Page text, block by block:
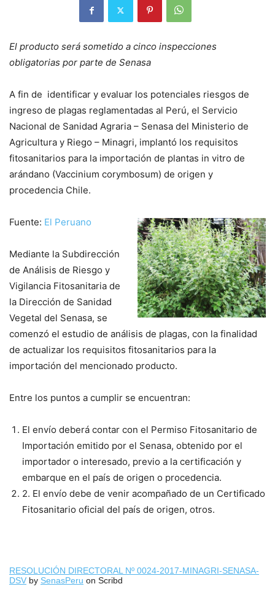
El producto será sometido a cinco inspecciones
obligatorias por parte de Senasa
A fin de identificar y evaluar los potenciales riesgos de
ingreso de plagas reglamentadas al Perú, el Servicio
Nacional de Sanidad Agraria – Senasa del Ministerio de
Agricultura y Riego – Minagri, implantó los requisitos
fitosanitarios para la importación de plantas in vitro de
arándano (Vaccinium corymbosum) de origen y
procedencia Chile.
Fuente: El Peruano
Mediante la Subdirección
de Análisis de Riesgo y
Vigilancia Fitosanitaria de
la Dirección de Sanidad
Vegetal del Senasa, se
comenzó el estudio de análisis de plagas, con la finalidad
de actualizar los requisitos fitosanitarios para la
importación del mencionado producto.
Entre los puntos a cumplir se encuentran:
El envío deberá contar con el Permiso Fitosanitario de
Importación emitido por el Senasa, obtenido por el
importador o interesado, previo a la certificación y
embarque en el país de origen o procedencia.
2. El envío debe de venir acompañado de un Certificado
Fitosanitario oficial del país de origen, otros.
RESOLUCIÓN DIRECTORAL Nº 0024-2017-MINAGRI-SENASA-
DSV by SenasPeru on Scribd